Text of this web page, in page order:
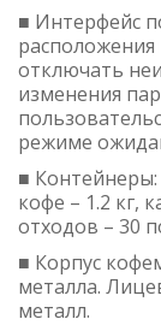
■ Интерфейс
отключать
изменения
режиме
■
кофе – 1.2 кг,
отходов – 30
■ Корпус
металла.
металл.